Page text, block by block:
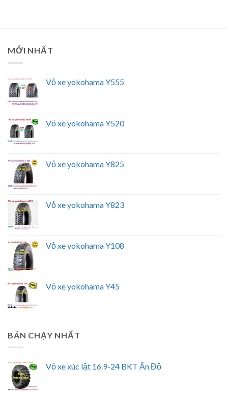
MỚI NHẤT
Vỏ xe yokohama Y555
Vỏ xe yokohama Y520
Vỏ xe yokohama Y825
Vỏ xe yokohama Y823
Vỏ xe yokohama Y108
Vỏ xe yokohama Y45
BÁN CHẠY NHẤT
Vỏ xe xúc lật 16.9-24 BKT Ấn Độ